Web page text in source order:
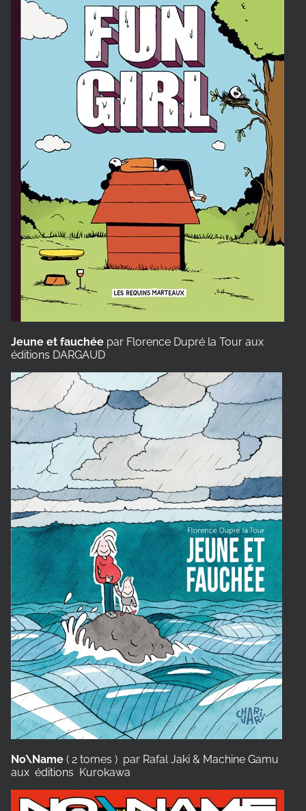
Jeune et fauchée par Florence Dupré la Tour aux
éditions DARGAUD
No\Name ( 2 tomes ) par Rafal Jaki & Machine Gamu
aux éditions Kurokawa